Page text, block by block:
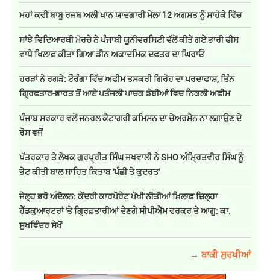
ਮਹਾਂ ਕਵੀ ਬਾਬੂ ਰਜਬ ਅਲੀ ਖਾਨ ਯਾਦਗਾਰੀ ਮੇਲਾ 12 ਅਗਸਤ ਨੂੰ ਸਾਹੋਕੇ ਵਿੱਚ
ਸਾਂਝੇ ਵਿਦਿਆਰਥੀ ਮੋਰਚੇ ਨੇ ਪੰਜਾਬੀ ਯੂਨੀਵਰਸਿਟੀ ਵੱਲੋਂ ਕੀਤੇ ਗਏ ਭਾਰੀ ਫੀਸ
ਵਾਧੇ ਖਿਲਾਫ਼ ਕੀਤਾ ਗਿਆ ਡੀਨ ਅਕਾਦਮਿਕ ਦਫਤਰ ਦਾ ਘਿਰਾਓ
ਹਰੜਾਂ ਨੇ ਰਗੜੇ: ਟੌਰੰਗਾ ਵਿੱਚ ਅਫੀਮ ਤਸਕਰੀ ਗਿਰੋਹ ਦਾ ਪਰਦਾਫਾਸ਼, ਤਿੰਨ
ਗ੍ਰਿਫਤਾਰ-ਭਾਰਤ ਤੋਂ ਆਏ ਪਤੰਜਲੀ ਪਾਚਕ ਡੱਬੀਆਂ ਵਿਚ ਨਿਕਲੀ ਅਫੀਮ
ਪੰਜਾਬ ਸਰਕਾਰ ਵਲੋਂ ਜਨਰਲ ਕੈਟਾਗਰੀ ਕਮਿਸਨ ਦਾ ਚੇਅਰਮੈਨ ਨਾ ਲਗਾਉਣ ਦੇ
ਰੋਸ ਵਜੋਂ
ਪੱਤਰਕਾਰ ਤੇ ਲੇਖਕ ਗੁਰਪ੍ਰੀਤ ਸਿੰਘ ਜਖਵਾਲੀ ਨੇ SHO ਅੰਮ੍ਰਿਤਵੀਰ ਸਿੰਘ ਨੂੰ
ਭੇਟ ਕੀਤੀ ਬਾਲ ਸਾਹਿਤ ਕਿਤਾਬ 'ਪੰਛੀ ਤੇ ਕੁਦਰਤ'
ਜੇਲ੍ਹ ਭਰੋ ਅੰਦੋਲਨ: ਕੇਂਦਰੀ ਕਾਰਪੋਰੇਟ ਪੱਖੀ ਨੀਤੀਆਂ ਖ਼ਿਲਾਫ਼ ਜ਼ਿਲ੍ਹਾ
ਹੈੱਡਕੁਆਰਟਰਾਂ 'ਤੇ ਗ੍ਰਿਫ਼ਤਾਰੀਆਂ ਦੇਣਗੇ ਸੀਪੀਐੱਮ ਵਰਕਰ ਤੇ ਆਗੂ: ਕਾ.
ਸੁਖਵਿੰਦਰ ਸੇਖੋਂ
→ ਬਾਕੀ ਸੁਰਖੀਆਂ